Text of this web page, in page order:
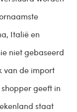
Italië en
niet gebaseerd
van de import
geeft in
staat